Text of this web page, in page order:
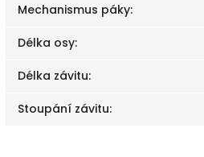
Mechanismus páky:
Délka osy:
Délka závitu:
Stoupání závitu: